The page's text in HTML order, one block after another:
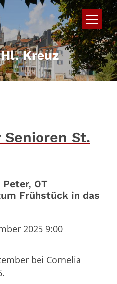
Kreuz
St.
OT
Frühstück in das
2025 9:00
bei Cornelia